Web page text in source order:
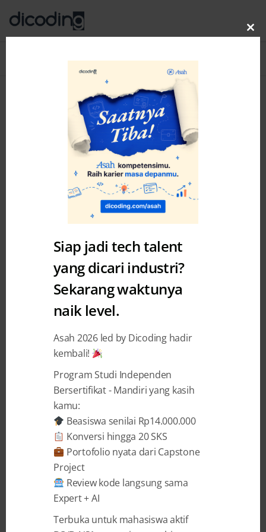
Pemuda SMK 17 tahun Lulusan
Kelas MADE – KADE dan
Mimpinya
Mutiara Arumsari 6 December 2018
BAGIKAN
jempolan. Di usia 17 tahunMuhammad
Siap jadi tech talent
yang dicari industri?
Sekarang waktunya
naik level.
Asah 2026 led by Dicoding hadir
kembali!
Program Studi Independen
Bersertifikat - Mandiri yang kasih
kamu:
Beasiswa senilai Rp14.000.000
Konversi hingga 20 SKS
Portofolio nyata dari Capstone
Project
Review kode langsung sama
Expert + AI
Terbuka untuk mahasiswa aktif